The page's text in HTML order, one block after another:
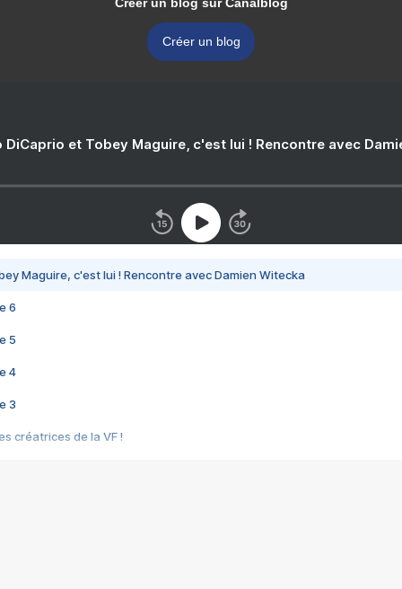
Créer un blog
DiCaprio et Tobey Maguire, c'est lui ! Rencontre avec
Maguire, c'est lui ! Rencontre avec Damien Witecka
6
5
4
3
créatrices de la VF !